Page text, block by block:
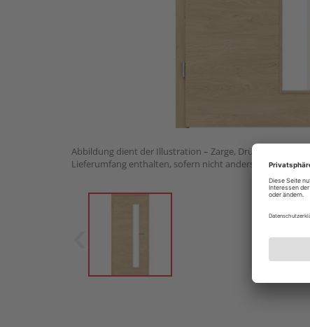
Abbildung dient der Illustration – Zarge, Drückergarnitur
Lieferumfang enthalten, sofern nicht anders angegeben.